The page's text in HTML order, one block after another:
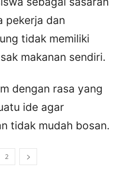
pekerja dan
tidak memiliki
makanan sendiri.
dengan rasa yang
ide agar
tidak mudah bosan.
2